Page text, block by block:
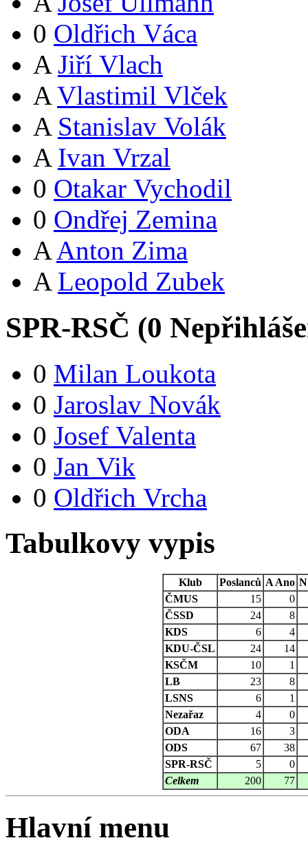
0 Oldřich Váca
A Jiří Vlach
A Vlastimil Vlček
A Stanislav Volák
A Ivan Vrzal
0 Otakar Vychodil
0 Ondřej Zemina
A Anton Zima
A Leopold Zubek
SPR-RSČ (0
0 Milan Loukota
0 Jaroslav Novák
0 Josef Valenta
0 Jan Vik
0 Oldřich Vrcha
Tabulkovy vypis
Klub Poslanců A Ano N
ČMUS
15
0
ČSSD
24
8
KDS
6
4
KDU-ČSL
24
14
KSČM
10
1
LB
23
8
LSNS
6
1
Nezařaz
4
0
ODA
16
3
ODS
67
38
SPR-RSČ
5
0
Celkem
200 77
Hlavní menu